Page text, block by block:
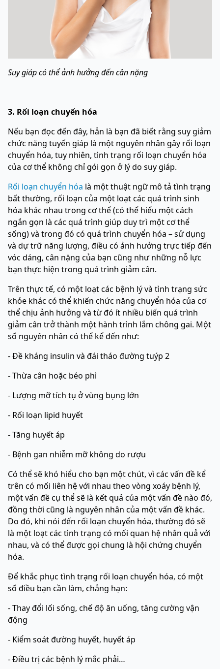
Suy giáp có thể ảnh hưởng đến cân nặng
3. Rối loạn chuyển hóa
Nếu bạn đọc đến đây, hẳn là bạn đã biết rằng suy giảm
chức năng tuyến giáp là một nguyên nhân gây rối loạn
chuyển hóa, tuy nhiên, tình trạng rối loạn chuyển hóa
của cơ thể không chỉ gói gọn ở lý do suy giáp.
Rối loạn chuyển hóa là một thuật ngữ mô tả tình trạng
bất thường, rối loạn của một loạt các quá trình sinh
hóa khác nhau trong cơ thể (có thể hiểu một cách
ngắn gọn là các quá trình giúp duy trì một cơ thể
sống) và trong đó có quá trình chuyển hóa – sử dụng
và dự trữ năng lượng, điều có ảnh hưởng trực tiếp đến
vóc dáng, cân nặng của bạn cũng như những nỗ lực
bạn thực hiện trong quá trình giảm cân.
Trên thực tế, có một loạt các bệnh lý và tình trạng sức
khỏe khác có thể khiến chức năng chuyển hóa của cơ
thể chịu ảnh hưởng và từ đó ít nhiều biến quá trình
giảm cân trở thành một hành trình lắm chông gai. Một
số nguyên nhân có thể kể đến như:
- Đề kháng insulin và đái tháo đường tuýp 2
- Thừa cân hoặc béo phì
- Lượng mỡ tích tụ ở vùng bụng lớn
- Rối loạn lipid huyết
- Tăng huyết áp
- Bệnh gan nhiễm mỡ không do rượu
Có thể sẽ khó hiểu cho bạn một chút, vì các vấn đề kể
trên có mối liên hệ với nhau theo vòng xoáy bệnh lý,
một vấn đề cụ thể sẽ là kết quả của một vấn đề nào đó,
đồng thời cũng là nguyên nhân của một vấn đề khác.
Do đó, khi nói đến rối loạn chuyển hóa, thường đó sẽ
là một loạt các tình trạng có mối quan hệ nhân quả với
nhau, và có thể được gọi chung là hội chứng chuyển
hóa.
Để khắc phục tình trạng rối loạn chuyển hóa, có một
số điều bạn cần làm, chẳng hạn:
- Thay đổi lối sống, chế độ ăn uống, tăng cường vận
động
- Kiểm soát đường huyết, huyết áp
- Điều trị các bệnh lý mắc phải…